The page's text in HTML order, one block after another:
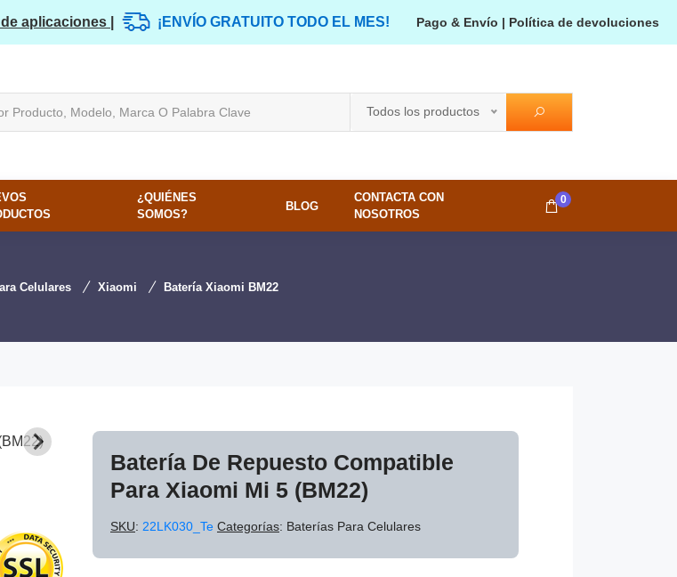
aplicaciones | ¡ENVÍO GRATUITO TODO EL MES! Pago & Envío | Política de devoluciones
Todos los productos
¿QUIÉNES
SOMOS?
BLOG
CONTACTA CON
NOSOTROS
0
Celulares Xiaomi Batería Xiaomi BM22
Batería De Repuesto Compatible
Para Xiaomi Mi 5 (BM22)
SKU: 22LK030_Te Categorías: Baterías Para Celulares